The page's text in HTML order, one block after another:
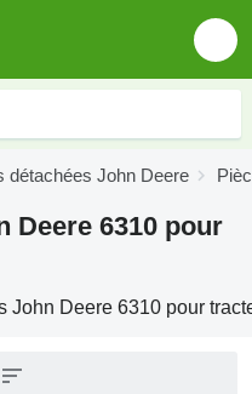
détachées John Deere
Deere 6310 pour
John Deere 6310 pour